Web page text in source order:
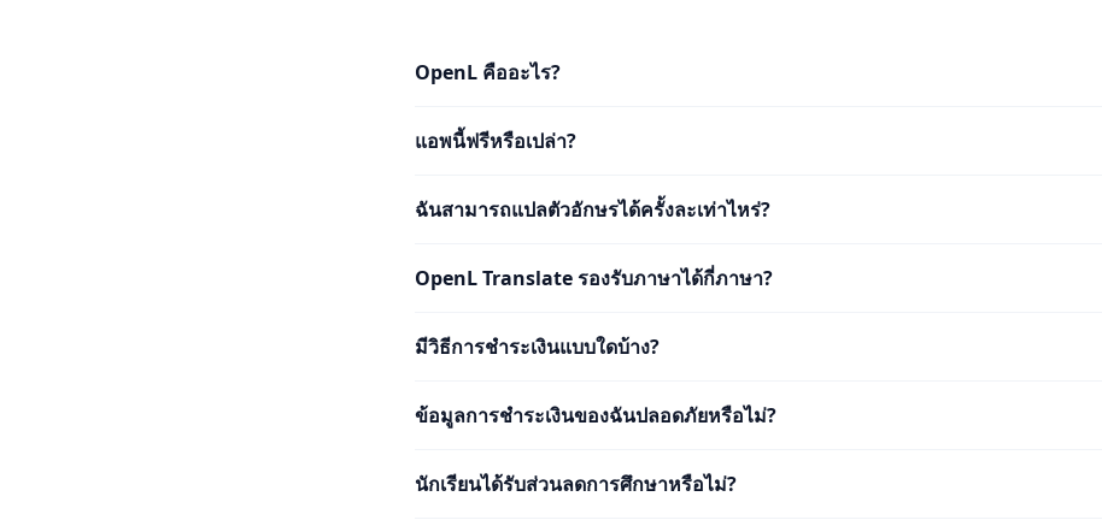
OpenL คืออะไร?
แอพนี้ฟรีหรือเปล่า?
ฉันสามารถแปลตัวอักษรได้ครั้งละเท่าไหร่?
OpenL Translate รองรับภาษาได้กี่ภาษา?
มีวิธีการชำระเงินแบบใดบ้าง?
ข้อมูลการชำระเงินของฉันปลอดภัยหรือไม่?
นักเรียนได้รับส่วนลดการศึกษาหรือไม่?